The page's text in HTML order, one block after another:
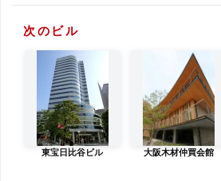
次のビル
東宝日比谷ビル 大阪木材仲買会館